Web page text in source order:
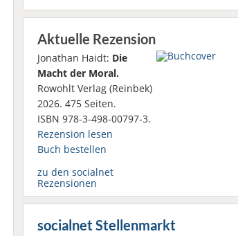
Aktuelle Rezension
Jonathan Haidt: Die
Macht der Moral.
Rowohlt Verlag (Reinbek)
2026. 475 Seiten.
ISBN 978-3-498-00797-3.
Rezension lesen
Buch bestellen
zu den socialnet
Rezensionen
socialnet Stellenmarkt